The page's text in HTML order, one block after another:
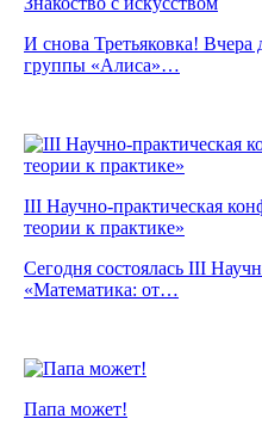
И снова Третьяковка! Вчера
группы «Алиса»…
III Научно-практическая
теории к практике»
Сегодня состоялась III
«Математика: от…
Папа может!